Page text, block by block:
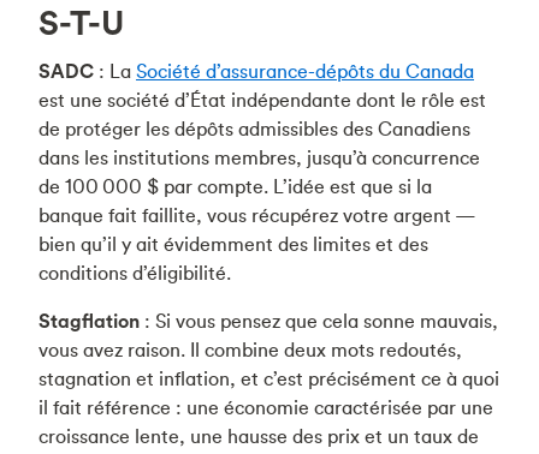
S-T-U
SADC : La Société d’assurance-dépôts du Canada
est une société d’État indépendante dont le rôle est
de protéger les dépôts admissibles des Canadiens
dans les institutions membres, jusqu’à concurrence
de 100 000 $ par compte. L’idée est que si la
banque fait faillite, vous récupérez votre argent —
bien qu’il y ait évidemment des limites et des
conditions d’éligibilité.
Stagflation : Si vous pensez que cela sonne mauvais,
vous avez raison. Il combine deux mots redoutés,
stagnation et inflation, et c’est précisément ce à quoi
il fait référence : une économie caractérisée par une
croissance lente, une hausse des prix et un taux de